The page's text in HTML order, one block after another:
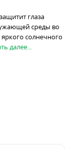
глаза
среды во
солнечного
далее...